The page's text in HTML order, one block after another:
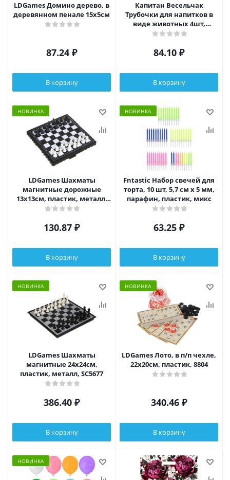
LDGames Домино дерево, в
деревянном пенале 15х5см
87.24 ₽
В корзину
Капитан Весельчак
Трубочки для напитков в
виде животных 4шт,
пластик, 27см, микс
84.10 ₽
В корзину
НОВИНКА
LDGames Шахматы
магнитные дорожные
13х13см, пластик, металл,
A001
130.87 ₽
В корзину
НОВИНКА
Fntastic Набор свечей для
торта, 10 шт, 5,7 см х 5 мм,
парафин, пластик, микс
63.25 ₽
В корзину
НОВИНКА
LDGames Шахматы
магнитные 24х24см,
пластик, металл, SC5677
386.40 ₽
В корзину
НОВИНКА
LDGames Лото, в п/п чехле,
22х20см, пластик, 8804
340.46 ₽
В корзину
НОВИНКА